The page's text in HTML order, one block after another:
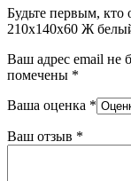
Будьте первым, кто
210х140х60 Ж
Ваш адрес email не
помечены *
Ваша оценка *
Ваш отзыв *